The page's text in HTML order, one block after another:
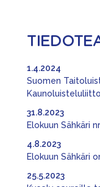
Suomen
Kaunoluisteluliitto
1.4.2024
Elokuun Sähkäri
31.8.2023
Elokuun Sähkäri
4.8.2023
25.5.2023